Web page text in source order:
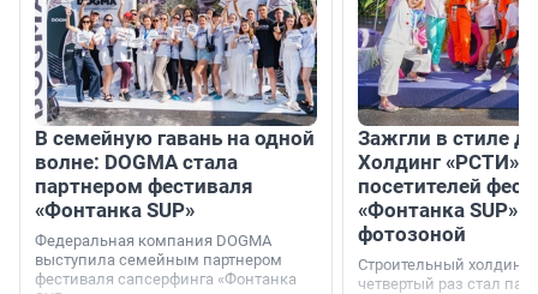
В семейную гавань на одной
волне: DOGMA стала
партнером фестиваля
«Фонтанка SUP»
Федеральная компания DOGMA
выступила семейным партнером
фестиваля сапсерфинга «Фонтанка
Зажгли в стиле
Холдинг «РСТИ»
посетителей
«Фонтанка SUP»
фотозоной
Строительный холдинг
четвертый раз стал